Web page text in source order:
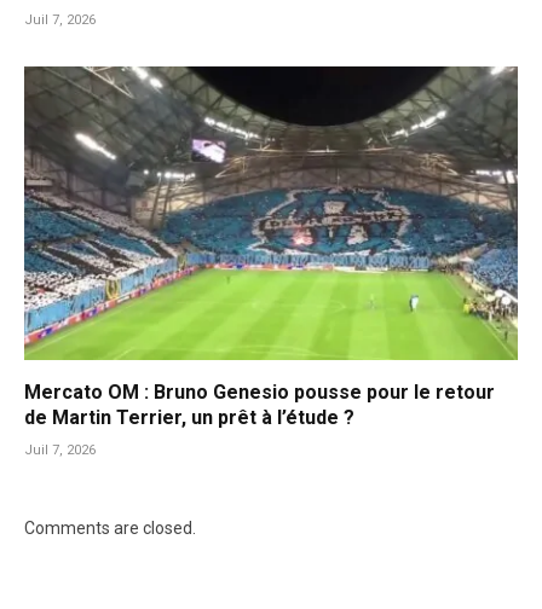
Juil 7, 2026
Mercato OM : Bruno Genesio pousse pour le retour
de Martin Terrier, un prêt à l’étude ?
Juil 7, 2026
Comments are closed.